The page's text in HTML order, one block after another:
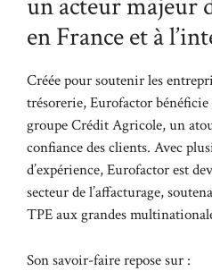
en France et à
Créée pour soutenir les
trésorerie, Eurofactor
groupe Crédit Agricole, un
confiance des clients. Avec
d’expérience, Eurofactor est
secteur de l’affacturage,
TPE aux grandes
Son savoir-faire repose sur :